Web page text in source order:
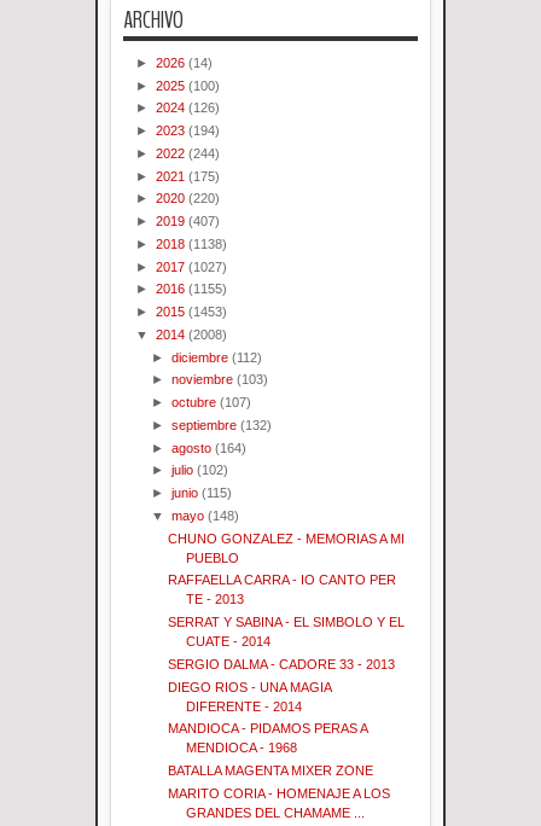
ARCHIVO
► 2026 (14)
► 2025 (100)
► 2024 (126)
► 2023 (194)
► 2022 (244)
► 2021 (175)
► 2020 (220)
► 2019 (407)
► 2018 (1138)
► 2017 (1027)
► 2016 (1155)
► 2015 (1453)
▼ 2014 (2008)
►diciembre (112)
►noviembre (103)
►octubre (107)
►septiembre (132)
►agosto (164)
►julio (102)
►junio (115)
▼mayo (148)
CHUNO GONZALEZ - MEMORIAS A MI
PUEBLO
RAFFAELLA CARRA - IO CANTO PER
TE - 2013
SERRAT Y SABINA - EL SIMBOLO Y EL
CUATE - 2014
SERGIO DALMA - CADORE 33 - 2013
DIEGO RIOS - UNA MAGIA
DIFERENTE - 2014
MANDIOCA - PIDAMOS PERAS A
MENDIOCA - 1968
BATALLA MAGENTA MIXER ZONE
MARITO CORIA - HOMENAJE A LOS
GRANDES DEL CHAMAME ...